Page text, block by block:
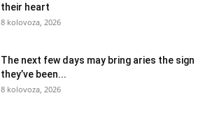
their heart
8 kolovoza, 2026
The next few days may bring aries the sign
they’ve been...
8 kolovoza, 2026